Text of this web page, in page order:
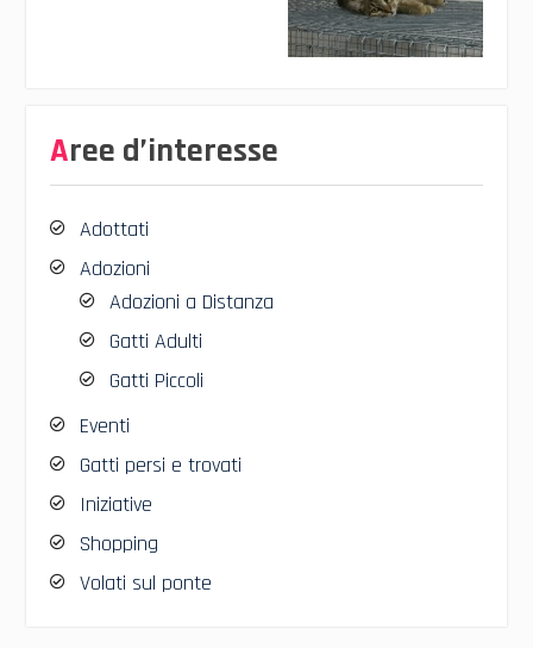
Aree d’interesse
Adottati
Adozioni
Adozioni a Distanza
Gatti Adulti
Gatti Piccoli
Eventi
Gatti persi e trovati
Iniziative
Shopping
Volati sul ponte